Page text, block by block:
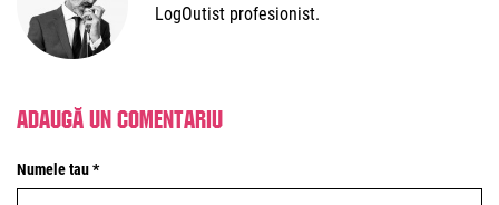
LogOutist profesionist.
Adaugă un comentariu
Numele tau *